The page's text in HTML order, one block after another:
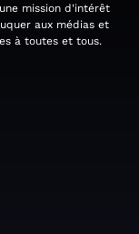
mission d'intérêt
aux médias et
à toutes et tous.